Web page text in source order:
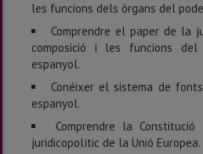
les funcions dels òrgans del
Comprendre el paper de la
composició i les funcions del
espanyol.
Conéixer el sistema de
espanyol.
Comprendre la
juridicopolític de la Unió Europea.